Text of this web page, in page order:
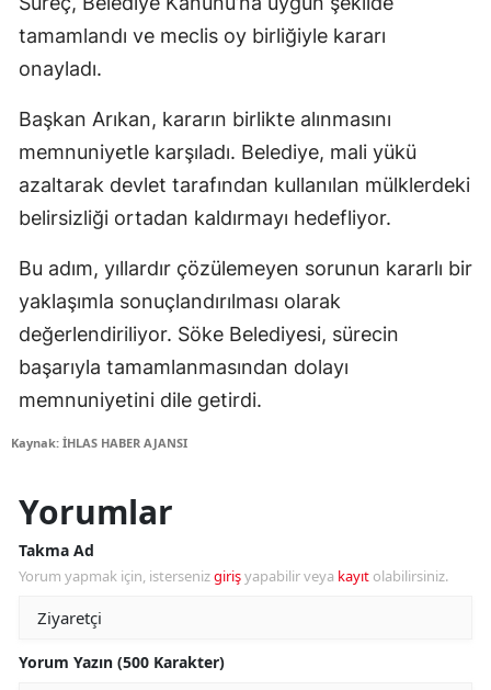
tamamlandı ve meclis oy birliğiyle kararı
onayladı.
Başkan Arıkan, kararın birlikte alınmasını
memnuniyetle karşıladı. Belediye, mali yükü
azaltarak devlet tarafından kullanılan mülklerdeki
belirsizliği ortadan kaldırmayı hedefliyor.
Bu adım, yıllardır çözülemeyen sorunun kararlı bir
yaklaşımla sonuçlandırılması olarak
değerlendiriliyor. Söke Belediyesi, sürecin
başarıyla tamamlanmasından dolayı
memnuniyetini dile getirdi.
Kaynak: İHLAS HABER AJANSI
Yorumlar
Takma Ad
Yorum yapmak için, istersenizgirişyapabilir veya kayıt olabilirsiniz.
Yorum Yazın (500 Karakter)